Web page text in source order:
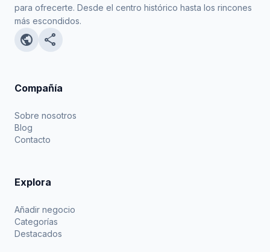
para ofrecerte. Desde el centro histórico hasta los rincones
más escondidos.
public share
Compañía
Sobre nosotros
Blog
Contacto
Explora
Añadir negocio
Categorías
Destacados